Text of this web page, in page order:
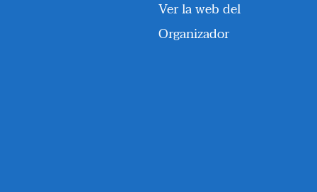
Ver la web del
Organizador